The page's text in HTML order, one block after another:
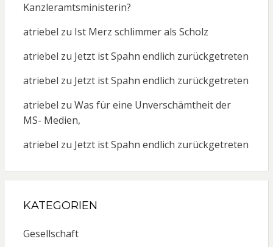
Kanzleramtsministerin?
atriebel zu Ist Merz schlimmer als Scholz
atriebel zu Jetzt ist Spahn endlich zurückgetreten
atriebel zu Jetzt ist Spahn endlich zurückgetreten
atriebel zu Was für eine Unverschämtheit der
MS- Medien,
atriebel zu Jetzt ist Spahn endlich zurückgetreten
KATEGORIEN
Gesellschaft